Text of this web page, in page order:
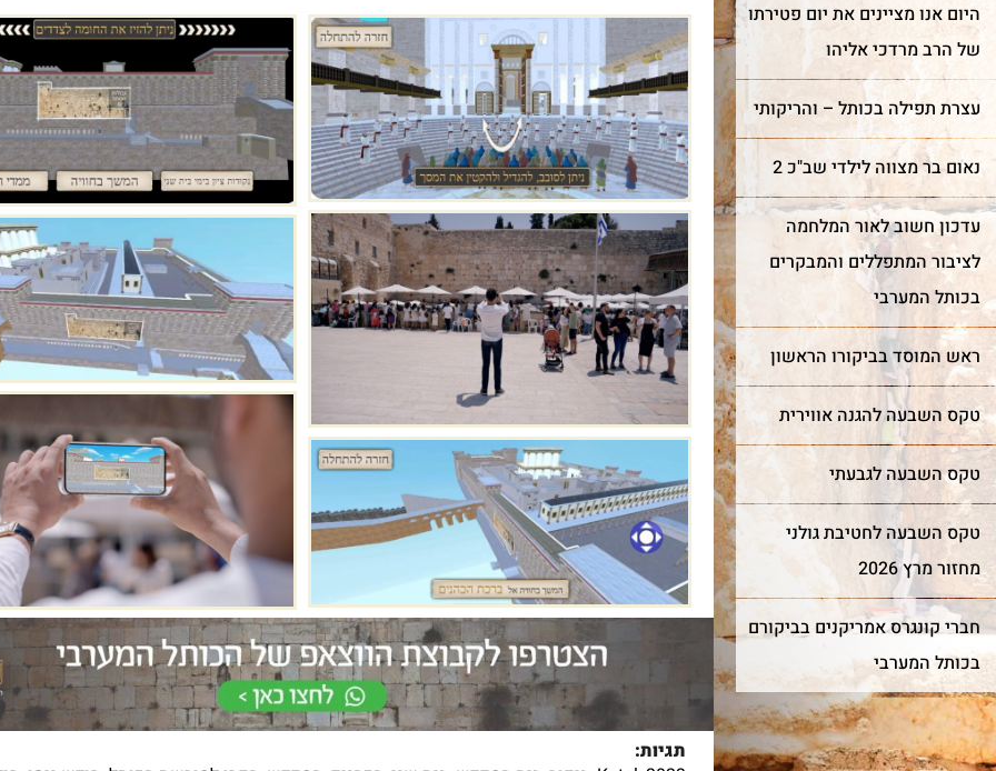
היום אנו מציינים את יום פטירתו
של הרב מרדכי אליהו
עצרת תפילה בכותל – והריקותי
נאום בר מצווה לילדי שב"כ 2
עדכון חשוב לאור המלחמה
לציבור המתפללים והמבקרים
בכותל המערבי
ראש המוסד בביקורו הראשון
טקס השבעה להגנה אווירית
טקס השבעה לגבעתי
טקס השבעה לחטיבת גולני
מחזור מרץ 2026
חברי קונגרס אמריקנים בביקורם
בכותל המערבי
תגיות:
אבני הכותל הגלויות מספרות את
תולדותיו של הכותל מאז
החורבן. האבנים ההרודיאניות
המקוריות נבדלות מהאחרות
במידותיהן ובאופן סיתותן
הייחודי עם שתי מערכות
שוליים.
צורת הבניה המדורגת של אבני
הכותל מלמדת אותנו שחומות
הר הבית לא היו זקופות ואנכיות
אלא משופעות מעט. ניתן
להבחין בתופעה זו בצפייה
מרחוק על כותלי הר הבית.
אבני הכותל
תולדותיו של
החורבן. האבנים
המקוריות
במידותיהן
הייחודי עם שתי
שוליים.